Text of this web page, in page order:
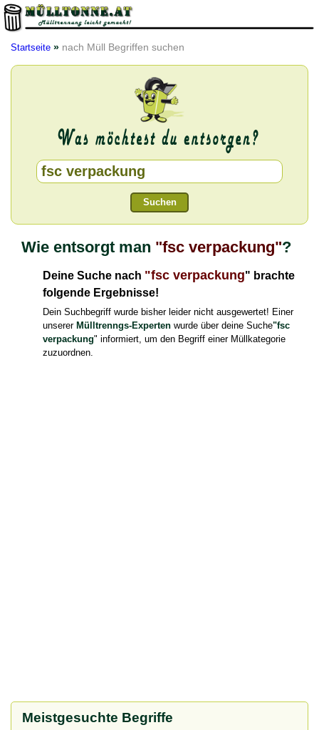
Startseite » nach Müll Begriffen suchen
Suchen
Wie entsorgt man "fsc verpackung"?
Deine Suche nach "fsc verpackung" brachte
folgende Ergebnisse!
Dein Suchbegriff wurde bisher leider nicht ausgewertet! Einer
unserer Mülltrenngs-Experten wurde über deine Suche"fsc
verpackung" informiert, um den Begriff einer Müllkategorie
zuzuordnen.
Meistgesuchte Begriffe